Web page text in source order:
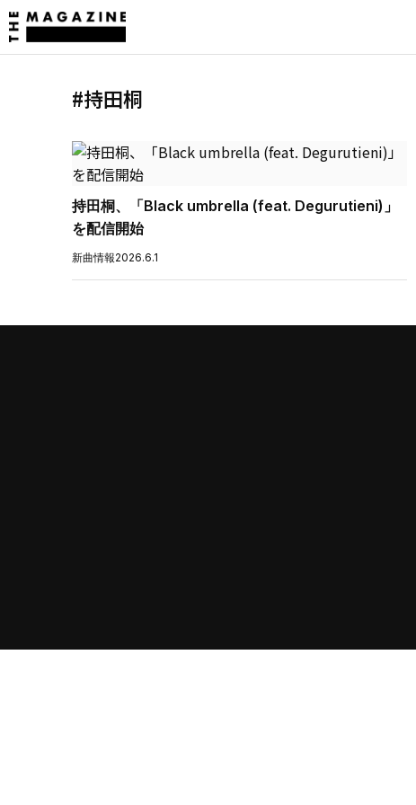
#持田桐
持田桐、「Black umbrella (feat. Degurutieni)」
を配信開始
新曲情報2026.6.1